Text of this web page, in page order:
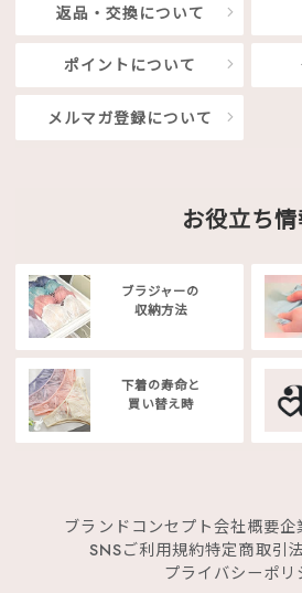
返品・交換について
ポイントについて
メルマガ登録について
お役立ち
ブラジャーの
収納方法
下着の寿命と
買い替え時
ブランドコンセプト会社概要企
SNSご利用規約特定商取引
プライバシーポリ